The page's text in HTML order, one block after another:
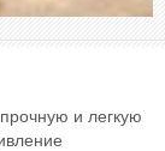
и легкую